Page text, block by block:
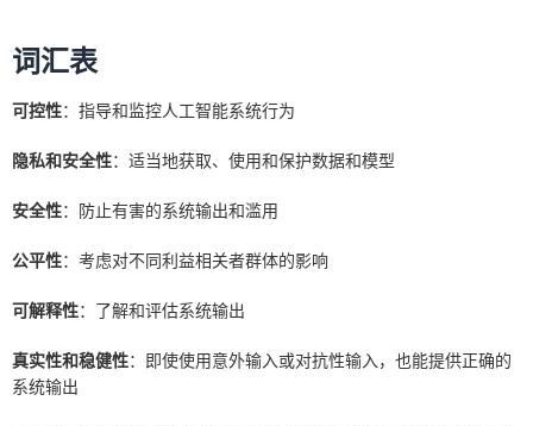
词汇表
可控性：指导和监控人工智能系统行为
隐私和安全性：适当地获取、使用和保护数据和模型
安全性：防止有害的系统输出和滥用
公平性：考虑对不同利益相关者群体的影响
可解释性：了解和评估系统输出
真实性和稳健性：即使使用意外输入或对抗性输入，也能提供正确的
系统输出